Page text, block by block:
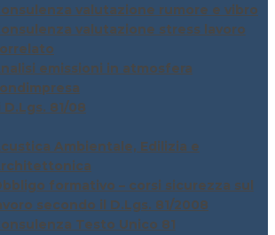
valutazione rumore e vibro
valutazione stress lavoro
emissioni in atmosfera
D.Lgs. 81/08
Ambientale, Edilizia e
formativo – corsi sicurezza sul
secondo il D.Lgs. 81/2008
Testo Unico 81